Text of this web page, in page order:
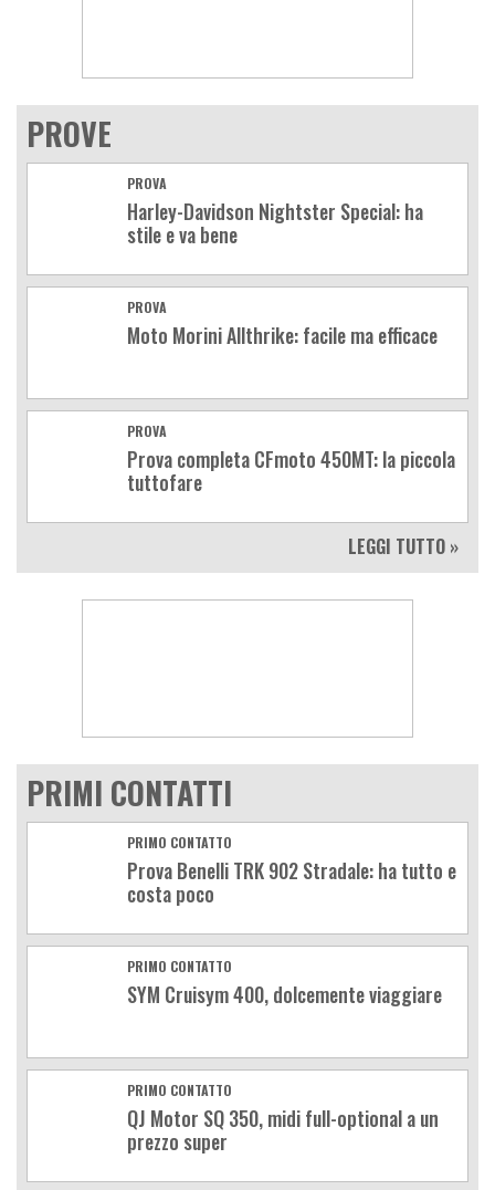
PROVE
PROVA
Harley-Davidson Nightster Special: ha
stile e va bene
PROVA
Moto Morini Allthrike: facile ma efficace
PROVA
Prova completa CFmoto 450MT: la piccola
tuttofare
LEGGI TUTTO »
PRIMI CONTATTI
PRIMO CONTATTO
Prova Benelli TRK 902 Stradale: ha tutto e
costa poco
PRIMO CONTATTO
SYM Cruisym 400, dolcemente viaggiare
PRIMO CONTATTO
QJ Motor SQ 350, midi full-optional a un
prezzo super